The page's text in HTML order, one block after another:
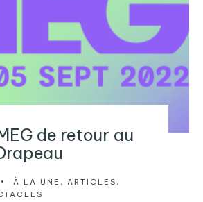
de retour au
• À LA UNE , ARTICLES ,